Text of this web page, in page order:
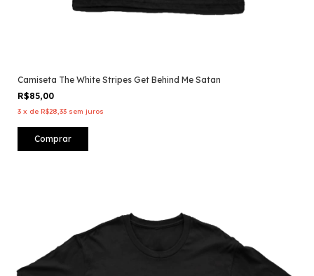
Camiseta The White Stripes Get Behind Me Satan
R$85,00
3 x de R$28,33 sem juros
Comprar